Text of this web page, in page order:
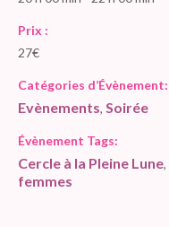
Prix :
27€
Catégories d’Évènement:
Evènements, Soirée
Évènement Tags:
Cercle à la Pleine Lune,
femmes